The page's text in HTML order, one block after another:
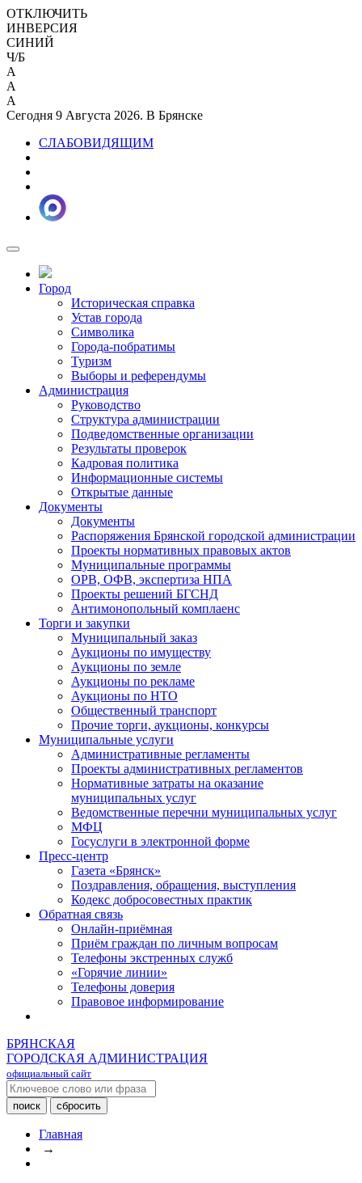
ОТКЛЮЧИТЬ
ИНВЕРСИЯ
СИНИЙ
Ч/Б
A
A
A
Сегодня 9 Августа 2026. В Брянске
СЛАБОВИДЯЩИМ
Город
Историческая справка
Устав города
Символика
Города-побратимы
Туризм
Выборы и референдумы
Администрация
Руководство
Структура администрации
Подведомственные организации
Результаты проверок
Кадровая политика
Информационные системы
Открытые данные
Документы
Документы
Распоряжения Брянской городской администрации
Проекты нормативных правовых актов
Муниципальные программы
ОРВ, ОФВ, экспертиза НПА
Проекты решений БГСНД
Антимонопольный комплаенс
Торги и закупки
Муниципальный заказ
Аукционы по имуществу
Аукционы по земле
Аукционы по рекламе
Аукционы по НТО
Общественный транспорт
Прочие торги, аукционы, конкурсы
Муниципальные услуги
Административные регламенты
Проекты административных регламентов
Нормативные затраты на оказание
муниципальных услуг
Ведомственные перечни муниципальных услуг
МФЦ
Госуслуги в электронной форме
Пресс-центр
Газета «Брянск»
Поздравления, обращения, выступления
Кодекс добросовестных практик
Обратная связь
Онлайн-приёмная
Приём граждан по личным вопросам
Телефоны экстренных служб
«Горячие линии»
Телефоны доверия
Правовое информирование
БРЯНСКАЯ
ГОРОДСКАЯ АДМИНИСТРАЦИЯ
официальный сайт
Главная
→